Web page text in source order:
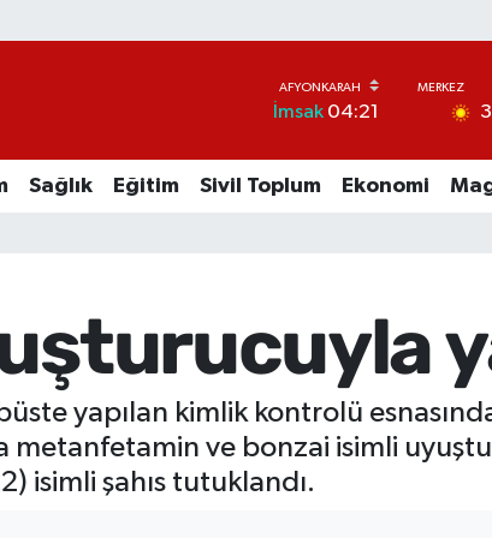
İmsak04:21
Sağlık Eğitim Sivil Toplum Ekonomi
yapılan kimlik kontrolü
metanfetamin ve bonzai isimli
isimli şahıs tutuklandı.